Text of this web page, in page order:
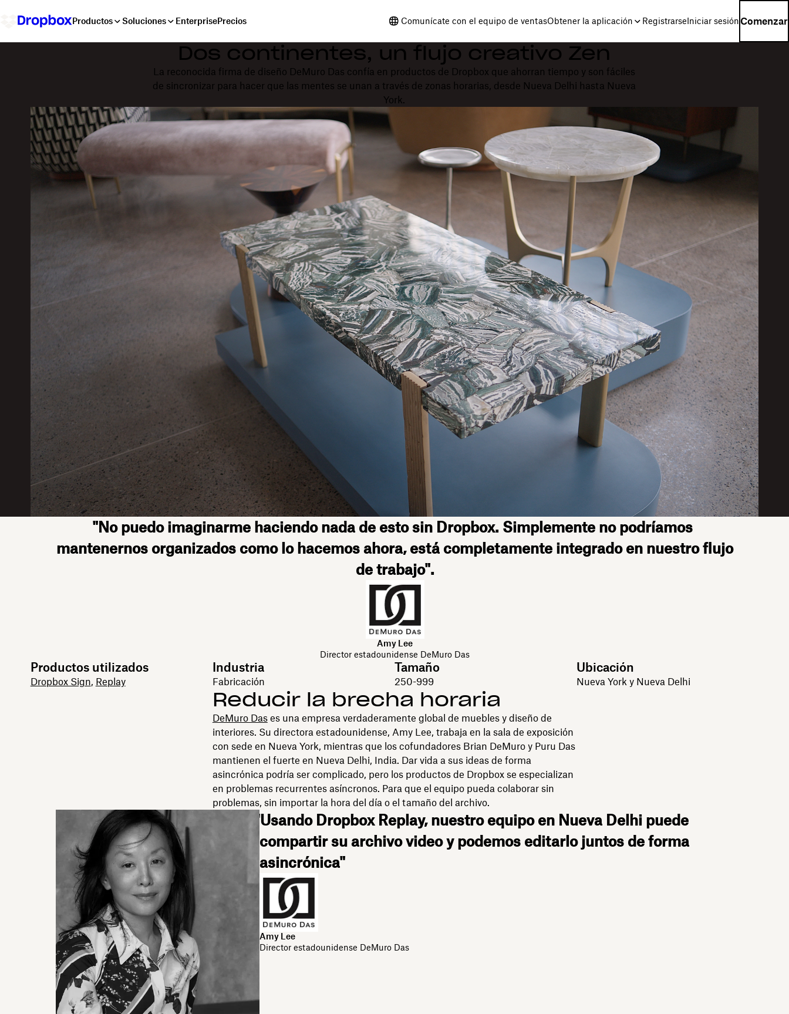
Productos Soluciones EnterprisePrecios Comunícate con el equipo de ventasObtener la aplicación RegistrarseIniciar sesión Comenzar
Dos continentes, un flujo creativo Zen
La reconocida firma de diseño DeMuro Das confía en productos de Dropbox que ahorran tiempo y son fáciles
de sincronizar para hacer que las mentes se unan a través de zonas horarias, desde Nueva Delhi hasta Nueva
York.
"No puedo imaginarme haciendo nada de esto sin Dropbox. Simplemente no podríamos
mantenernos organizados como lo hacemos ahora, está completamente integrado en nuestro flujo
de trabajo".
Amy Lee
Director estadounidense DeMuro Das
Productos utilizados
Dropbox Sign, Replay
Industria
Fabricación
Tamaño
250-999
Ubicación
Nueva York y Nueva Delhi
Reducir la brecha horaria
DeMuro Dases una empresa verdaderamente global de muebles y diseño de
interiores. Su directora estadounidense, Amy Lee, trabaja en la sala de exposición
con sede en Nueva York, mientras que los cofundadores Brian DeMuro y Puru Das
mantienen el fuerte en Nueva Delhi, India. Dar vida a sus ideas de forma
asincrónica podría ser complicado, pero los productos de Dropbox se especializan
en problemas recurrentes asíncronos. Para que el equipo pueda colaborar sin
problemas, sin importar la hora del día o el tamaño del archivo.
"Usando Dropbox Replay, nuestro equipo en Nueva Delhi puede
compartir su archivo video y podemos editarlo juntos de forma
asincrónica"
Amy Lee
Director estadounidense DeMuro Das